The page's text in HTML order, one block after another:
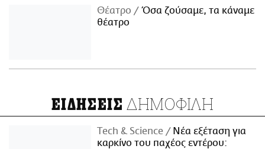
Θέατρο
Όσα ζούσαμε, τα κάναμε
θέατρο
ΕΙΔΗΣΕΙΣ ΔΗΜΟΦΙΛΗ
Τech & Science
Νέα εξέταση για
καρκίνο του παχέος εντέρου: